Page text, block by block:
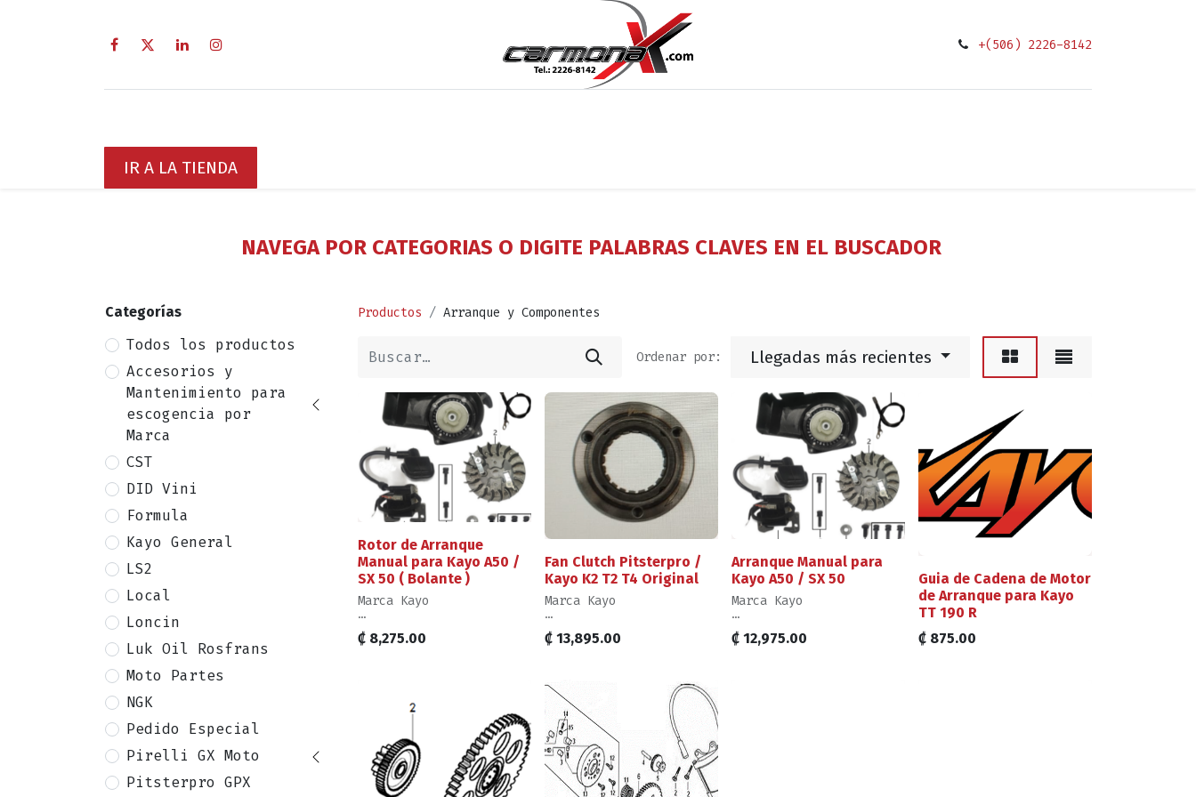
+(506) 2226-8142
IR A LA TIENDA
NAVEGA POR CATEGORIAS O DIGITE PALABRAS CLAVES EN EL BUSCADOR
Categorías
Todos los productos
Accesorios y
Mantenimiento para
escogencia por
Marca
CST
DID Vini
Formula
Kayo General
LS2
Local
Loncin
Luk Oil Rosfrans
Moto Partes
NGK
Pedido Especial
Pirelli GX Moto
Pitsterpro GPX
Productos Arranque y Componentes
Ordenar por: Llegadas más recientes
Rotor de Arranque
Manual para Kayo A50 /
SX 50 ( Bolante )
Marca Kayo
Ventas por Kit, Elemento
2 del Diagrama
₡ 8,275.00
Fan Clutch Pitsterpro /
Kayo K2 T2 T4 Original
Marca Kayo
Ventas por Unidad,
Producto según Imagen
Reemplazo: Experto
₡ 13,895.00
Arranque Manual para
Kayo A50 / SX 50
Marca Kayo
Ventas por Kit, Elemento
6 del Diagrama
₡ 12,975.00
Guia de Cadena de Motor
de Arranque para Kayo
TT 190 R
₡ 875.00